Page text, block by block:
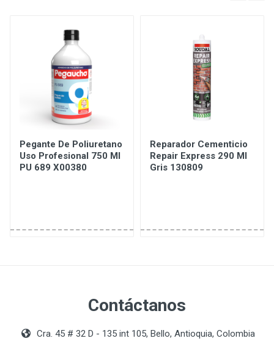
Pegante De Poliuretano
Uso Profesional 750 Ml
PU 689 X00380
Reparador Cementicio
Repair Express 290 Ml
Gris 130809
Contáctanos
Cra. 45 # 32 D - 135 int 105, Bello, Antioquia, Colombia